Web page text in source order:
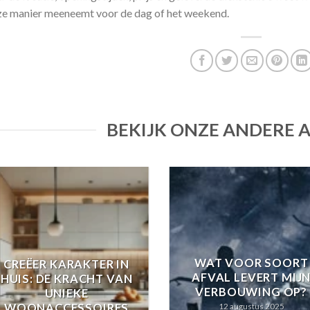
manier meeneemt voor de dag of het weekend.
BEKIJK ONZE ANDERE
CREËER KARAKTER IN
HUIS: DE KRACHT VAN
UNIEKE
WAT VOOR SOORT
AFVAL LEVERT MIJN
VERBOUWING OP?
12 augustus 2025